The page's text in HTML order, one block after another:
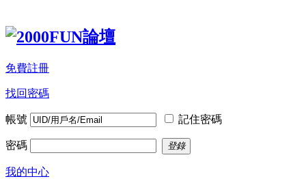
免費註冊
找回密碼
帳號 記住密碼
密碼 登錄
我的中心